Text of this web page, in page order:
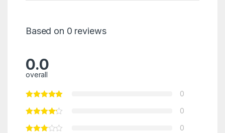
Based on 0 reviews
0.0
overall
0
0
0